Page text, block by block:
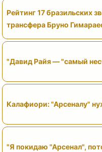
Рейтинг 17 бразильских
трансфера Бруно
"Давид Райя — "самый
Калафиори: "Арсеналу"
"Я покидаю "Арсенал",